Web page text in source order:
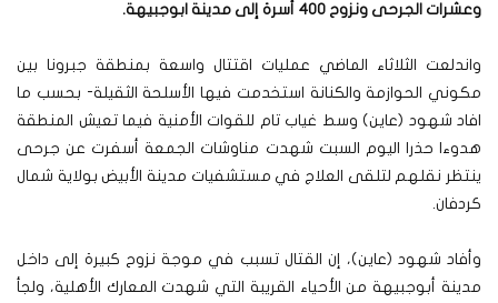
وعشرات الجرحى ونزوح 400 أسرة إلى مدينة ابوجبيهة.
واندلعت الثلاثاء الماضي عمليات اقتتال واسعة بمنطقة جبرونا بين
مكوني الحوازمة والكنانة استخدمت فيها الأسلحة الثقيلة- بحسب ما
افاد شهود (عاين) وسط غياب تام للقوات الأمنية فيما تعيش المنطقة
هدوءا حذرا اليوم السبت شهدت مناوشات الجمعة أسفرت عن جرحى
ينتظر نقلهم لتلقى العلاج في مستشفيات مدينة الأبيض بولاية شمال
كردفان.
وأفاد شهود (عاين)، إن القتال تسبب في موجة نزوح كبيرة إلى داخل
مدينة أبوجبيهة من الأحياء القريبة التي شهدت المعارك الأهلية، ولجأ